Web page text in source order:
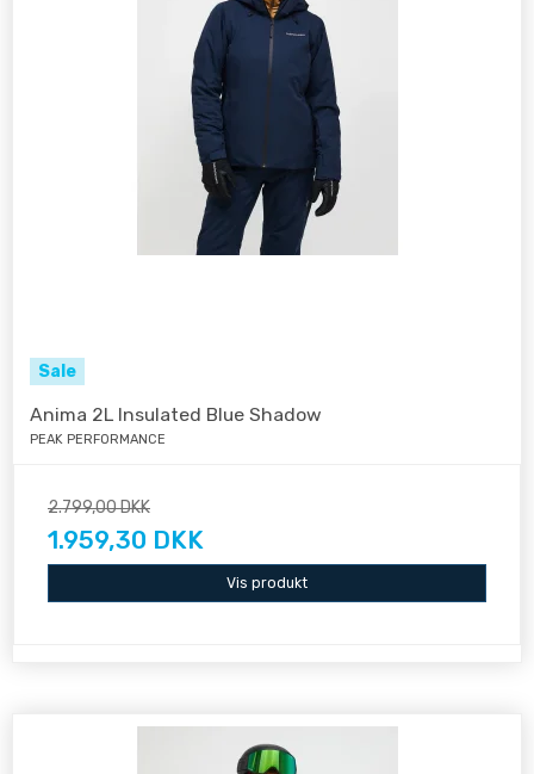
Sale
Anima 2L Insulated Blue Shadow
PEAK PERFORMANCE
2.799,00 DKK
1.959,30 DKK
Vis produkt